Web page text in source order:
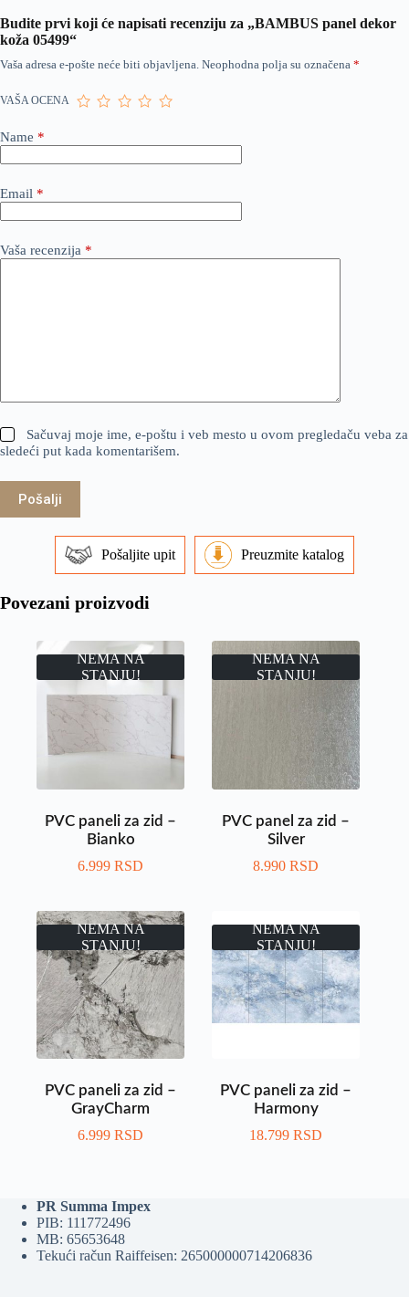
Budite prvi koji će napisati recenziju za „BAMBUS panel dekor
koža 05499“
Vaša adresa e-pošte neće biti objavljena. Neophodna polja su označena *
VAŠA OCENA
Name *
Email *
Vaša recenzija *
Sačuvaj moje ime, e-poštu i veb mesto u ovom pregledaču veba za
sledeći put kada komentarišem.
Pošalji
Pošaljite upit Preuzmite katalog
Povezani proizvodi
NEMA NA
STANJU!
PVC paneli za zid –
Bianko
6.999RSD
NEMA NA
STANJU!
PVC panel za zid –
Silver
8.990RSD
NEMA NA
STANJU!
PVC paneli za zid –
GrayCharm
6.999RSD
NEMA NA
STANJU!
PVC paneli za zid –
Harmony
18.799RSD
PR Summa Impex
PIB: 111772496
MB: 65653648
Tekući račun Raiffeisen: 265000000714206836